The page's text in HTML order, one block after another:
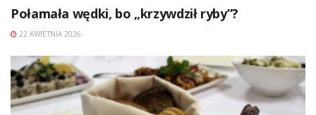
Połamała wędki, bo „krzywdził ryby”?
22 KWIETNIA 2026